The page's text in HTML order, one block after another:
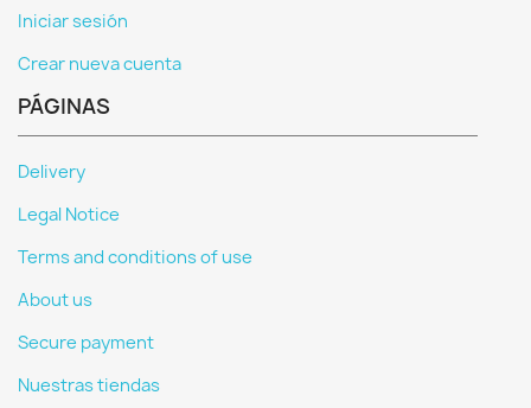
Iniciar sesión
Crear nueva cuenta
PÁGINAS
Delivery
Legal Notice
Terms and conditions of use
About us
Secure payment
Nuestras tiendas